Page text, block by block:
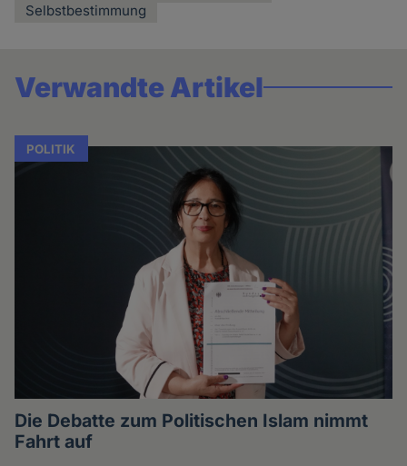
Selbstbestimmung
Verwandte Artikel
POLITIK
Die Debatte zum Politischen Islam nimmt
Fahrt auf